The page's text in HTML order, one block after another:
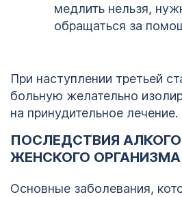
медлить нельзя,
обращаться за
При наступлении третьей
больную желательно
на принудительное лечение.
ПОСЛЕДСТВИЯ
ЖЕНСКОГО ОРГАНИЗМА
Основные заболевания,